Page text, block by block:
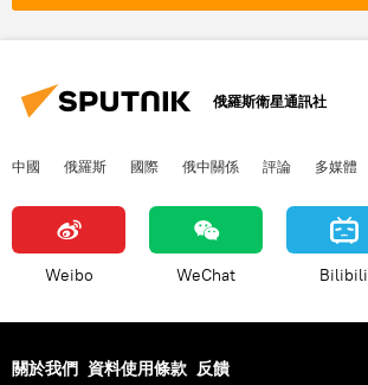
俄羅斯衛星通訊社
中國 俄羅斯 國際 俄中關係 評論 多媒體
Weibo WeChat Bilibili
關於我們 資料使用條款 反饋